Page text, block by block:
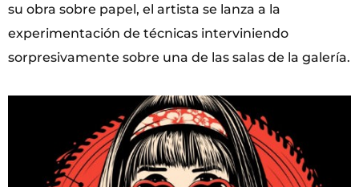
su obra sobre papel, el artista se lanza a la
experimentación de técnicas interviniendo
sorpresivamente sobre una de las salas de la galería.